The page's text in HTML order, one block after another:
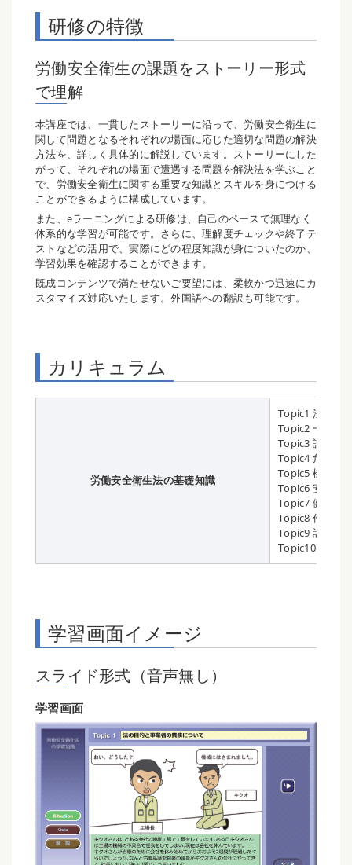
研修の特徴
労働安全衛生の課題をストーリー形式
で理解
本講座では、一貫したストーリーに沿って、労働安全衛生に
関して問題となるそれぞれの場面に応じた適切な問題の解決
方法を、詳しく具体的に解説しています。ストーリーにした
がって、それぞれの場面で遭遇する問題を解決法を学ぶこと
で、労働安全衛生に関する重要な知識とスキルを身につける
ことができるように構成しています。
また、eラーニングによる研修は、自己のペースで無理なく
体系的な学習が可能です。さらに、理解度チェックや終了テ
ストなどの活用で、実際にどの程度知識が身についたのか、
学習効果を確認することができます。
既成コンテンツで満たせないご要望には、柔軟かつ迅速にカ
スタマイズ対応いたします。外国語への翻訳も可能です。
カリキュラム
労働安全衛生法の基礎知識
Topic1 法の目
Topic2 一般的
Topic3 請負関
Topic4 危険防
Topic5 機械や
Topic6 安全衛
Topic7 健康診
Topic8 作業環
Topic9 計画の
Topic10 派遣
学習画面イメージ
スライド形式（音声無し）
学習画面